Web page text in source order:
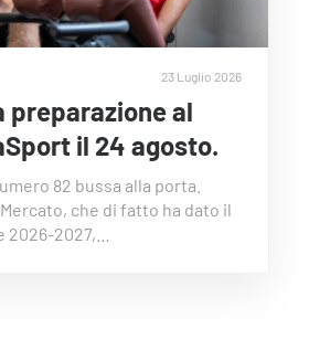
23 Luglio 2026
preparazione al
il 24 agosto.
82 bussa alla porta.
che di fatto ha dato il
2026-2027,…